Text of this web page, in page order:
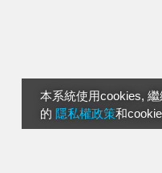
本系統使用cookies,
的 隱私權政策和